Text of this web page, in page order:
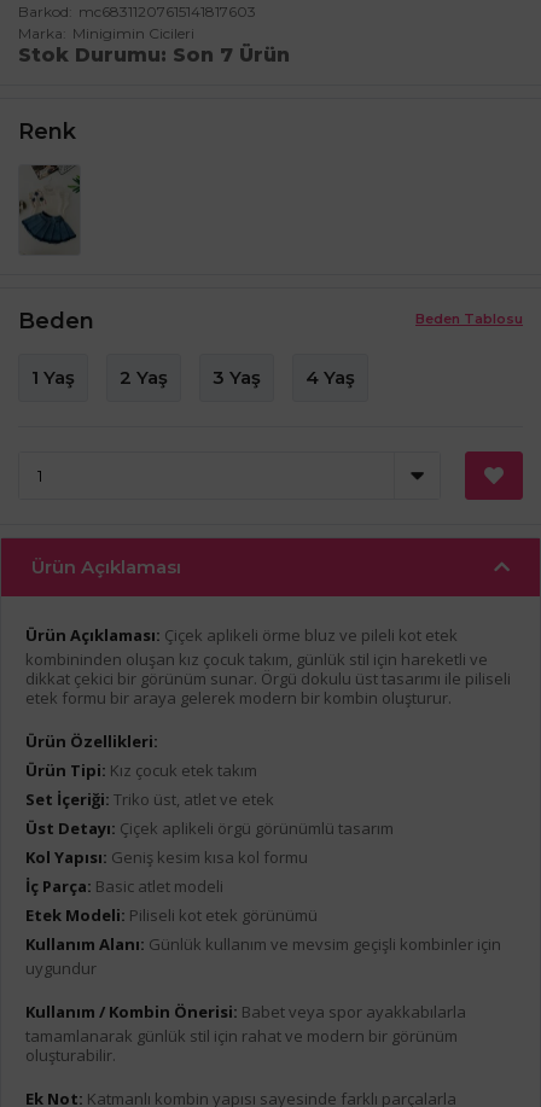
Barkod
mc68311207615141817603
Marka
Minigimin Cicileri
Stok Durumu Son 7 Ürün
Renk
Beden Tablosu
Beden
1 Yaş 2 Yaş 3 Yaş 4 Yaş
Ürün Açıklaması
Ürün Açıklaması: Çiçek aplikeli örme bluz ve pileli kot etek
kombininden oluşan kız çocuk takım, günlük stil için hareketli ve
dikkat çekici bir görünüm sunar. Örgü dokulu üst tasarımı ile piliseli
etek formu bir araya gelerek modern bir kombin oluşturur.
Ürün Özellikleri:
Ürün Tipi: Kız çocuk etek takım
Set İçeriği: Triko üst, atlet ve etek
Üst Detayı: Çiçek aplikeli örgü görünümlü tasarım
Kol Yapısı: Geniş kesim kısa kol formu
İç Parça: Basic atlet modeli
Etek Modeli: Piliseli kot etek görünümü
Kullanım Alanı: Günlük kullanım ve mevsim geçişli kombinler için
uygundur
Kullanım / Kombin Önerisi: Babet veya spor ayakkabılarla
tamamlanarak günlük stil için rahat ve modern bir görünüm
oluşturabilir.
Ek Not: Katmanlı kombin yapısı sayesinde farklı parçalarla